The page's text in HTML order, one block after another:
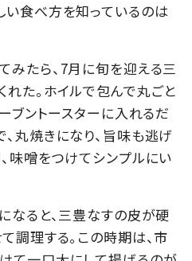
い食べ方を知っているのは
みたら、7月に旬を迎える三
た。ホイルで包んで丸ごと
ブントースターに入れるだ
丸焼きになり、旨味も逃げ
味噌をつけてシンプルにい
なると、三豊なすの皮が硬
調理する。この時期は、市